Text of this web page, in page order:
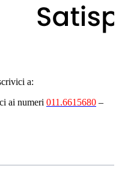
a:
ai numeri 011.6615680 –